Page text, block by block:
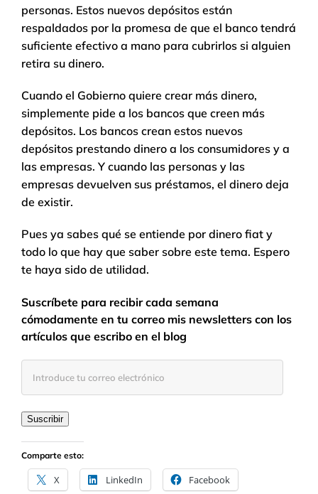
personas. Estos nuevos depósitos están
respaldados por la promesa de que el banco tendrá
suficiente efectivo a mano para cubrirlos si alguien
retira su dinero.
Cuando el Gobierno quiere crear más dinero,
simplemente pide a los bancos que creen más
depósitos. Los bancos crean estos nuevos
depósitos prestando dinero a los consumidores y a
las empresas. Y cuando las personas y las
empresas devuelven sus préstamos, el dinero deja
de existir.
Pues ya sabes qué se entiende por dinero fiat y
todo lo que hay que saber sobre este tema. Espero
te haya sido de utilidad.
Suscríbete para recibir cada semana
cómodamente en tu correo mis newsletters con los
artículos que escribo en el blog
electrónico
Suscribir
Comparte esto:
X LinkedIn Facebook